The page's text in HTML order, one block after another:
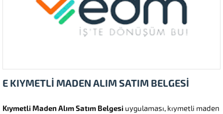
E KIYMETLİ MADEN ALIM SATIM BELGESİ
Kıymetli Maden Alım Satım Belgesi uygulaması, kıymetli maden